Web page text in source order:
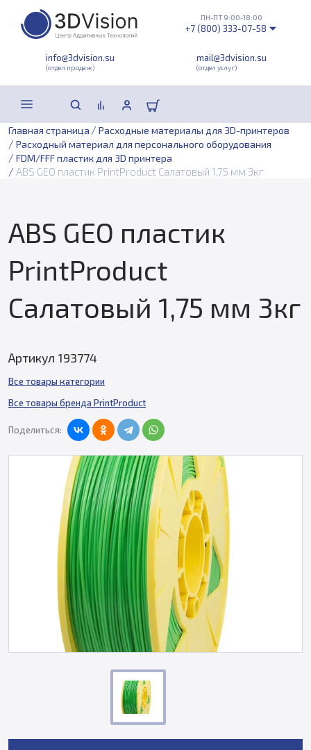
info@3dvision.su
(отдел продаж)
mail@3dvision.su
(отдел услуг)
ПН-ПТ 9:00-18:00
+7 (800) 333-07-58
Главная страница / Расходные материалы для 3D-принтеров
/ Расходный материал для персонального оборудования
/ FDM/FFF пластик для 3D принтера
/ ABS GEO пластик PrintProduct Салатовый 1,75 мм 3кг
ABS GEO пластик
PrintProduct
Салатовый 1,75 мм 3кг
Артикул 193774
Все товары категории
Все товары бренда PrintProduct
Поделиться: